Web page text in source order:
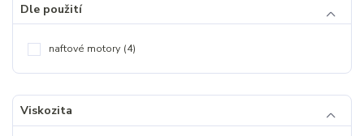
Dle použití
naftové motory (4)
Viskozita